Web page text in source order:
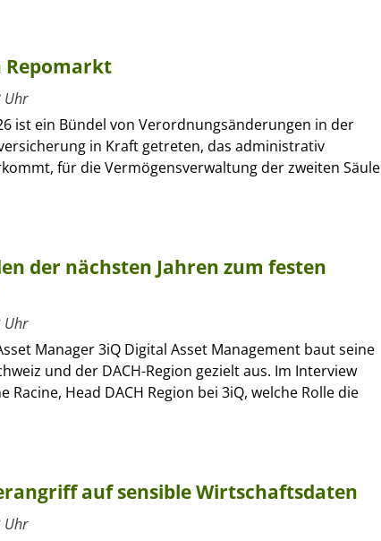
Repomarkt
Uhr
ist ein Bündel von Verordnungsänderungen in der
in Kraft getreten, das administrativ
für die Vermögensverwaltung der zweiten Säule
der nächsten Jahren zum festen
Uhr
Manager 3iQ Digital Asset Management baut seine
und der DACH-Region gezielt aus. Im Interview
Racine, Head DACH Region bei 3iQ, welche Rolle die
auf sensible Wirtschaftsdaten
Uhr